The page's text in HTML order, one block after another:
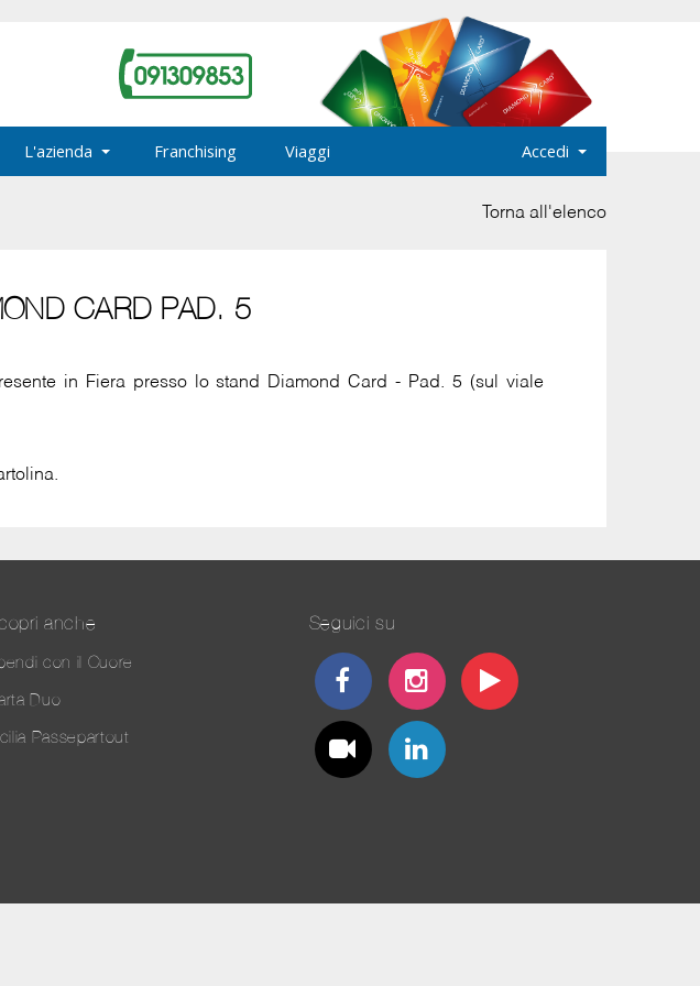
L'azienda Franchising Viaggi Accedi
Torna all'elenco
CARD PAD. 5
in Fiera presso lo stand Diamond Card - Pad. 5 (sul viale
anche
con il Cuore
Duo
Passepartout
Seguici su